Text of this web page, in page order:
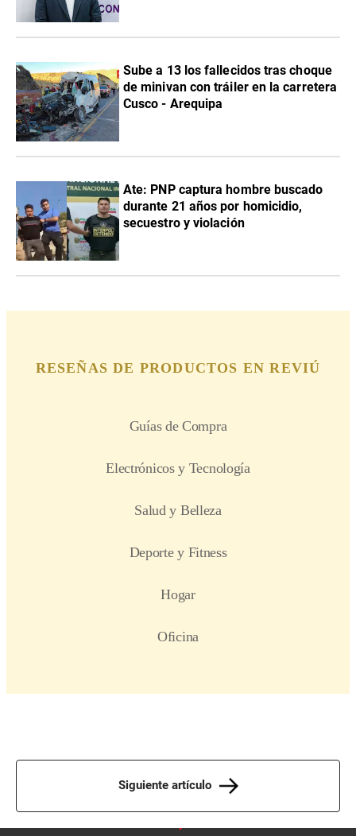
Sube a 13 los fallecidos tras choque
de minivan con tráiler en la carretera
Cusco - Arequipa
Ate: PNP captura hombre buscado
durante 21 años por homicidio,
secuestro y violación
Siguiente artículo